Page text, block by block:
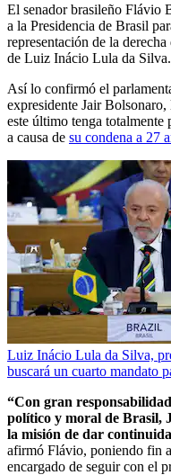
El senador brasileño Flávio
a la Presidencia de Brasil
representación de la
de Luiz Inácio Lula da Silva.
Así lo confirmó el
expresidente Jair Bolsonaro,
este último tenga
a causa de su condena a 27
Luiz Inácio Lula da Silva,
buscará un cuarto mandato
“Con gran
político y moral de Brasil,
la misión de dar
afirmó Flávio, poniendo fin
encargado de seguir con el